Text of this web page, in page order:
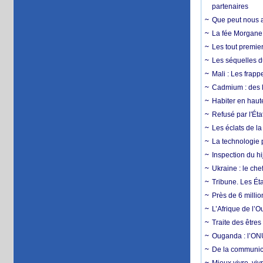
partenaires
Que peut nous
La fée
Les tout
Les séquelles
Mali : Les
Cadmium : des
Habiter en
Refusé par
Les éclats de
La technologie
Inspection du
Ukraine : le
Tribune. Les
Près de 6
L’Afrique de
Traite des
Ouganda :
De la